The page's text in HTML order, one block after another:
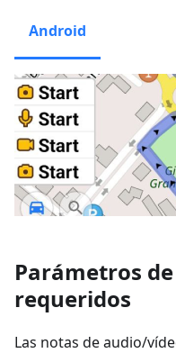
Android
Parámetros
requeridos
Las notas de audio/